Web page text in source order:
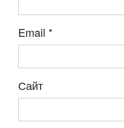
Email *
Сайт